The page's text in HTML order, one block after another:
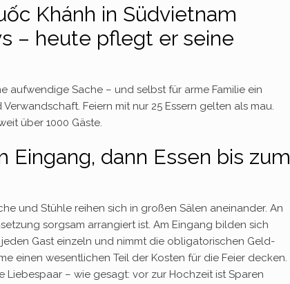
Khánh in Südvietnam
– heute pflegt er seine
aufwendige Sache – und selbst für arme Familie ein
Feiern mit nur 25 Essern gelten als mau.
über 1000 Gäste.
dann Essen bis zum
und Stühle reihen sich in großen Sälen aneinander. An
sorgsam arrangiert ist. Am Eingang bilden sich
Gast einzeln und nimmt die obligatorischen Geld-
einen wesentlichen Teil der Kosten für die Feier decken.
– wie gesagt: vor zur Hochzeit ist Sparen